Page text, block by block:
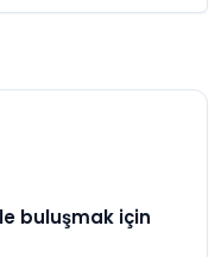
buluşmak için